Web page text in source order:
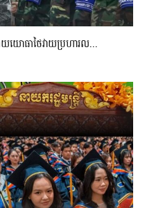
យោធាថៃវាយប្រហារល...